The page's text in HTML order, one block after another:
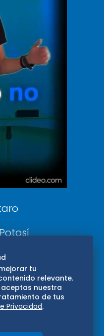
tu
relevante.
nuestra
de tus
Privacidad.